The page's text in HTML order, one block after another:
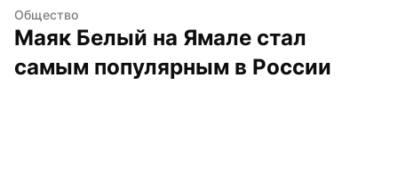
Общество
Маяк Белый на Ямале стал
самым популярным в России